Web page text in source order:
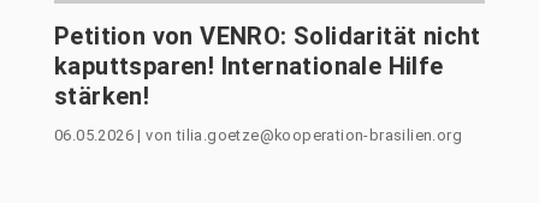
Petition von VENRO: Solidarität nicht
kaputtsparen! Internationale Hilfe
stärken!
06.05.2026|vontilia.goetze@kooperation-brasilien.org